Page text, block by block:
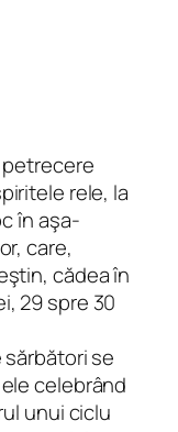
rele, la
în aşa-
care,
cădea în
29 spre 30
sărbători se
celebrând
unui ciclu